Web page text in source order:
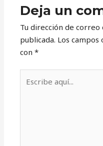
Deja un
Tu dirección de
publicada. Los
con*
aquí...